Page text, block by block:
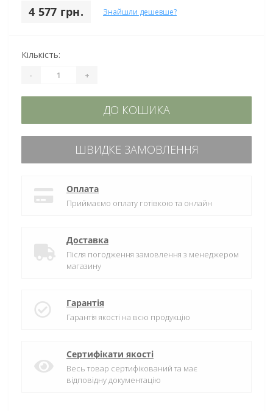
4 577 грн. Знайшли дешевше?
Кількість:
- +
ДО КОШИКА
ШВИДКЕ ЗАМОВЛЕННЯ
Оплата
Приймаємо оплату готівкою та онлайн
Доставка
Після погодження замовлення з менеджером
магазину
Гарантія
Гарантія якості на всю продукцію
Сертифікати якості
Весь товар сертифікований та має
відповідну документацію